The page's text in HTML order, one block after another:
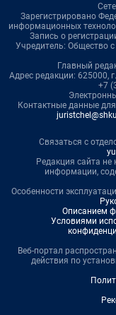
Зарегистрировано
информационных
Запись о
Учредитель: Общество
Главный
Адрес редакции: 625000,
+7
Контактные данные
Связаться с
Редакция сайта не
информации,
Особенности
Описанием
Условиями
Веб-портал
действия по